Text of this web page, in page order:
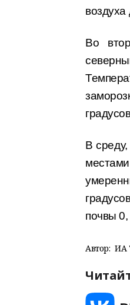
воздуха
Во
В среду,
почвы
Автор: ИА